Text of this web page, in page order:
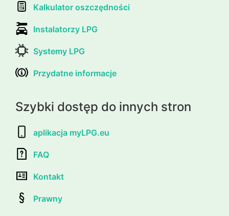
Kalkulator oszczędności
Instalatorzy LPG
Systemy LPG
Przydatne informacje
Szybki dostęp do innych stron
aplikacja myLPG.eu
FAQ
Kontakt
Prawny